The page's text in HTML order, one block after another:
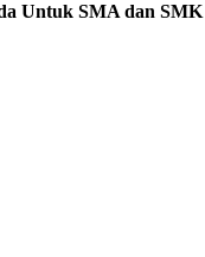
Untuk SMA dan SMK